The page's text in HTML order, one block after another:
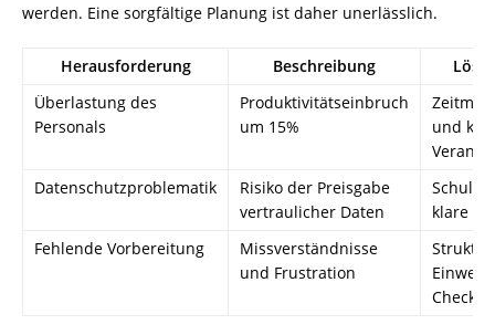
werden. Eine sorgfältige Planung ist daher unerlässlich.
Herausforderung Beschreibung
Überlastung des
Personals
Produktivitätseinbruch
um 15%
und
Datenschutzproblematik
Risiko der Preisgabe
vertraulicher Daten
klare
Fehlende Vorbereitung
Missverständnisse
und Frustration